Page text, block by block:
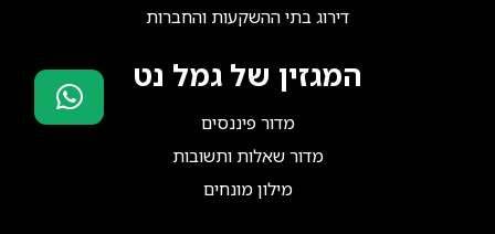
דירוג בתי ההשקעות והחברות
המגזין של גמל נט
מדור פיננסים
מדור שאלות ותשובות
מילון מונחים